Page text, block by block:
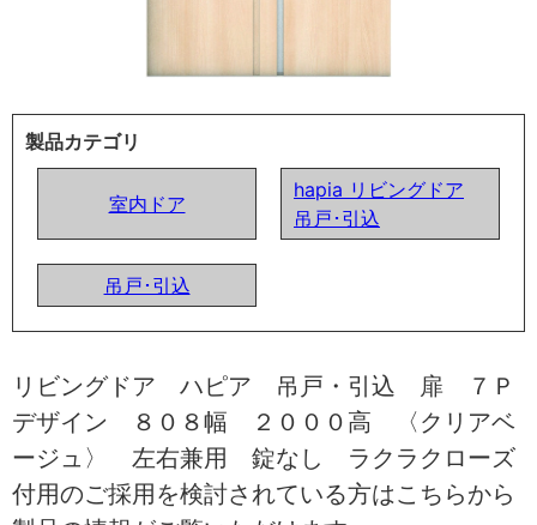
製品カテゴリ
室内ドア
hapia リビングドア
吊戸･引込
吊戸･引込
リビングドア ハピア 吊戸・引込 扉 ７Ｐ
デザイン ８０８幅 ２０００高 〈クリアベ
ージュ〉 左右兼用 錠なし ラクラクローズ
付用のご採用を検討されている方はこちらから